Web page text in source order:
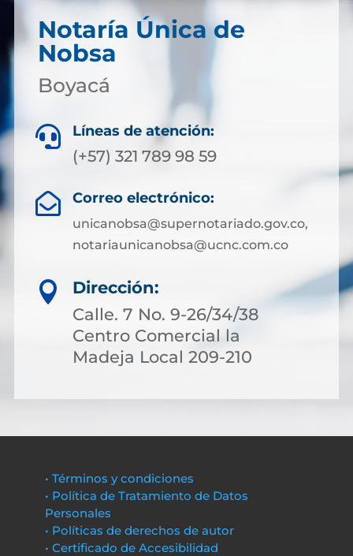
Notaría Única de
Nobsa
Boyacá
 Líneas de atención:
(+57) 321 789 98 59
 Correo electrónico:
unicanobsa@supernotariado.gov.co,
notariaunicanobsa@ucnc.com.co

Dirección:
Calle. 7 No. 9-26/34/38
Centro Comercial la
Madeja Local 209-210
• Términos y condiciones
• Política de Tratamiento de Datos
Personales
• Políticas de derechos de autor
• Certificado de Accesibilidad